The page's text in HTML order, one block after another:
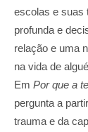
escolas e suas
profunda e
relação e uma
na vida de
Em Por que a
pergunta a
trauma e da